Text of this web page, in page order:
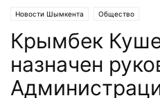
Новости Шымкента Общество
Крымбек
назначен